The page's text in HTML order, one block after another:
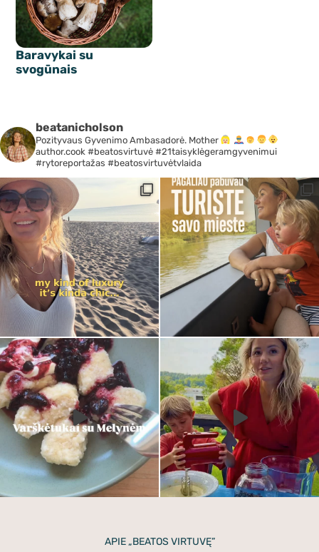
Baravykai su
svogūnais
beatanicholson
Pozityvaus Gyvenimo Ambasadorė. Mother
author.cook #beatosvirtuvė #21taisyklėgeramgyvenimui
#rytoreportažas #beatosvirtuvėtvlaida
APIE „BEATOS VIRTUVĘ”